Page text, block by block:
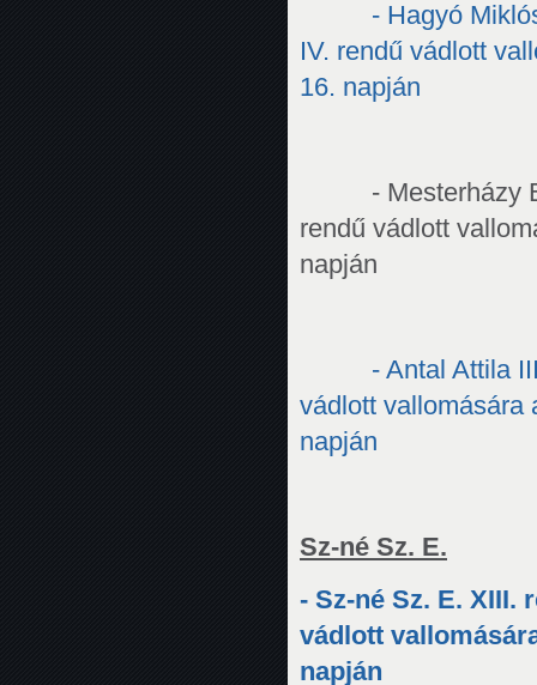
- Hagyó
IV. rendű vádlott
16. napján
- Mesterházy
rendű vádlott
napján
- Antal Attila
vádlott vallomására
napján
Sz-né Sz. E.
- Sz-né Sz. E. XIII.
vádlott
napján